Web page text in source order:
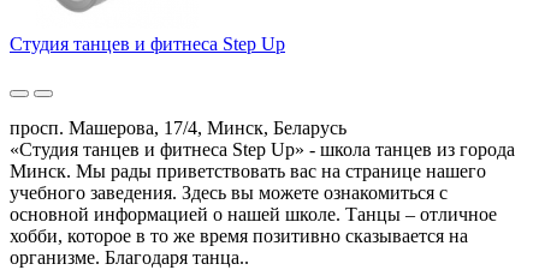
Студия танцев и фитнеса Step Up
просп. Машерова, 17/4, Минск, Беларусь
«Студия танцев и фитнеса Step Up» - школа танцев из города
Минск. Мы рады приветствовать вас на странице нашего
учебного заведения. Здесь вы можете ознакомиться с
основной информацией о нашей школе. Танцы – отличное
хобби, которое в то же время позитивно сказывается на
организме. Благодаря танца..